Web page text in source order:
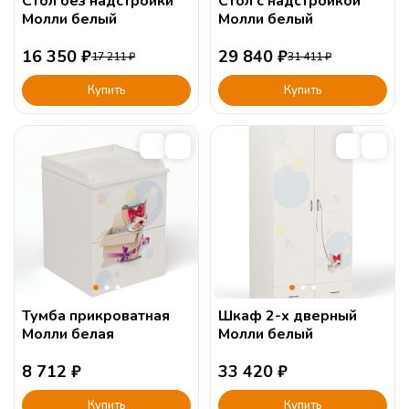
Молли белый
16 350 ₽17 211₽
Купить
Молли белый
29 840 ₽31 411₽
Купить
Тумба прикроватная
Молли белая
8 712 ₽
Купить
Шкаф 2-х дверный
Молли белый
33 420 ₽
Купить